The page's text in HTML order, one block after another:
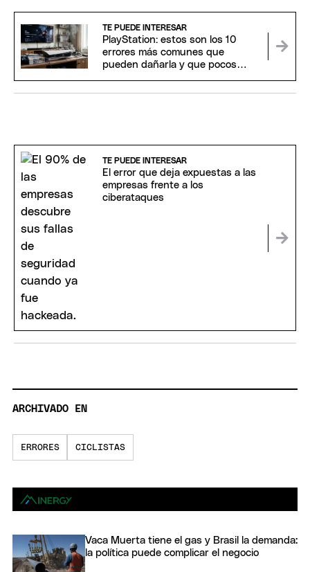
TE PUEDE INTERESAR
PlayStation: estos son los 10
errores más comunes que
pueden dañarla y que pocos
TE PUEDE INTERESAR
El error que deja expuestas a las
empresas frente a los
ciberataques
ARCHIVADO EN
ERRORES CICLISTAS
Vaca Muerta tiene el gas y Brasil la demanda:
la política puede complicar el negocio